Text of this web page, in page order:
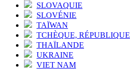
SLOVAQUIE
SLOVÉNIE
TAÏWAN
TCHÈQUE, RÉPUBLIQUE
THAÏLANDE
UKRAINE
VIET NAM